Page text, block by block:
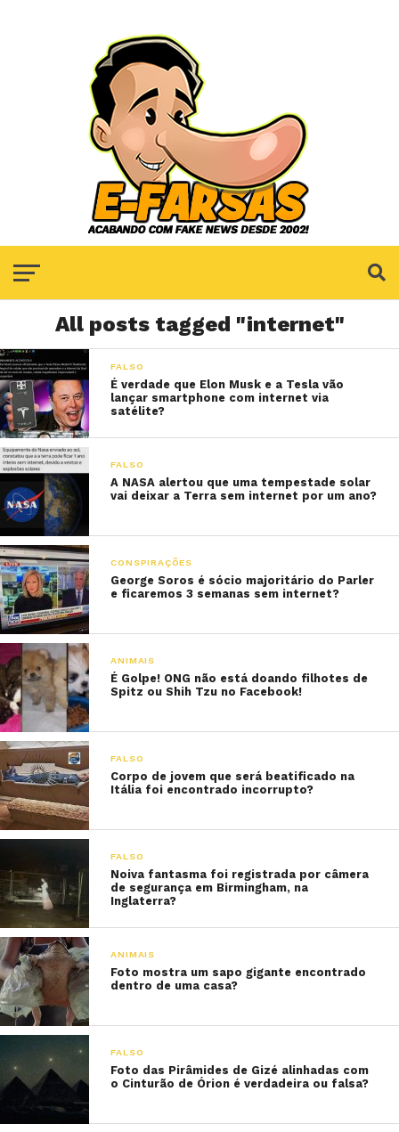
All posts tagged "internet"
FALSO
É verdade que Elon Musk e a Tesla vão
lançar smartphone com internet via
satélite?
FALSO
A NASA alertou que uma tempestade solar
vai deixar a Terra sem internet por um ano?
CONSPIRAÇÕES
George Soros é sócio majoritário do Parler
e ficaremos 3 semanas sem internet?
ANIMAIS
É Golpe! ONG não está doando filhotes de
Spitz ou Shih Tzu no Facebook!
FALSO
Corpo de jovem que será beatificado na
Itália foi encontrado incorrupto?
FALSO
Noiva fantasma foi registrada por câmera
de segurança em Birmingham, na
Inglaterra?
ANIMAIS
Foto mostra um sapo gigante encontrado
dentro de uma casa?
FALSO
Foto das Pirâmides de Gizé alinhadas com
o Cinturão de Órion é verdadeira ou falsa?